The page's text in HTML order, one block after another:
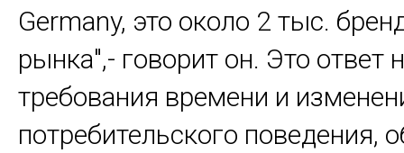
Germany, это около 2 тыс.
рынка",- говорит он. Это ответ
требования времени и
потребительского поведения,